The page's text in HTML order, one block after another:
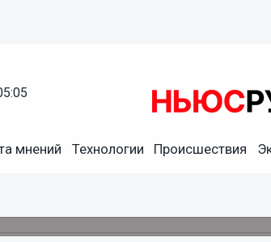
мнений Технологии Происшествия
Всероссийской